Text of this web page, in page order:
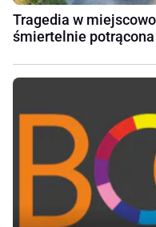
Tragedia w
śmiertelnie